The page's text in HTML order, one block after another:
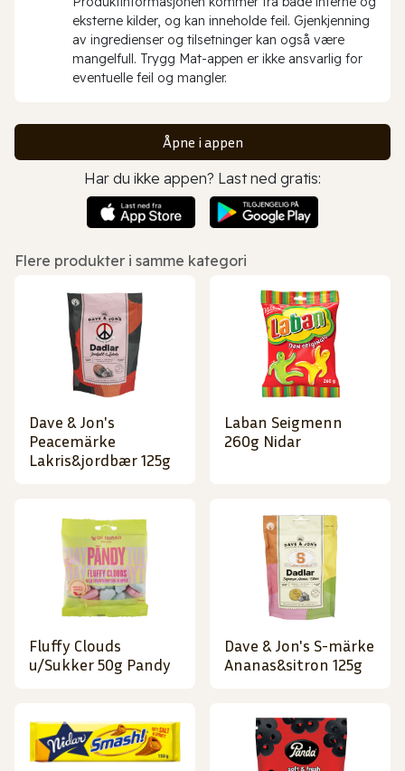
eksterne kilder, og kan inneholde feil. Gjenkjenning
av ingredienser og tilsetninger kan også være
mangelfull. Trygg Mat-appen er ikke ansvarlig for
eventuelle feil og mangler.
Åpne i appen
Har du ikke appen? Last ned gratis:
Flere produkter i samme kategori
Dave & Jon's
Peacemärke
Lakris&jordbær 125g
Laban Seigmenn
260g Nidar
Fluffy Clouds
u/Sukker 50g Pandy
Dave & Jon's S-märke
Ananas&sitron 125g